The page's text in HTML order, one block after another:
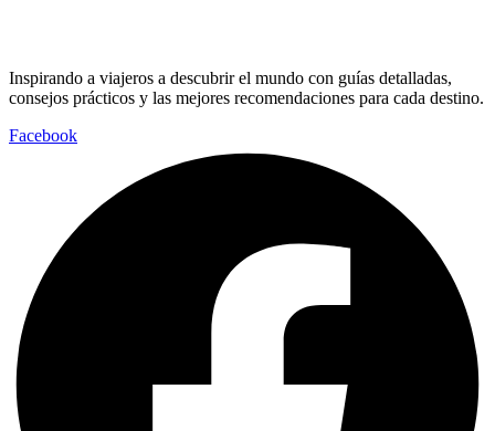
Inspirando a viajeros a descubrir el mundo con guías detalladas,
consejos prácticos y las mejores recomendaciones para cada destino.
Facebook